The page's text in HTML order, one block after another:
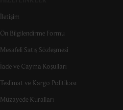
İletişim
Ön Bilgilendirme Formu
Mesafeli Satış Sözleşmesi
İade ve Cayma Koşulları
Teslimat ve Kargo Politikası
Müzayede Kuralları